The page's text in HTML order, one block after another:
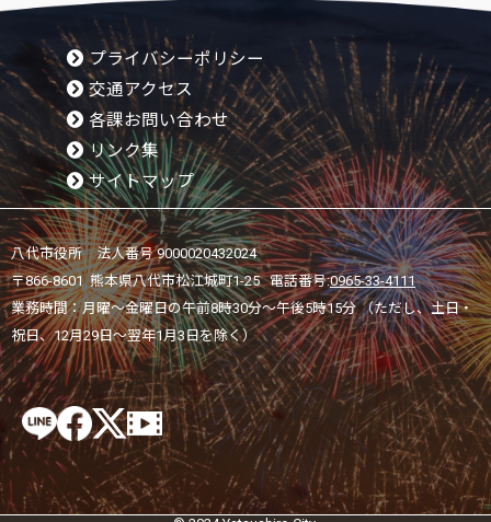
プライバシーポリシー
交通アクセス
各課お問い合わせ
リンク集
サイトマップ
八代市役所 法人番号 9000020432024
〒866-8601 熊本県八代市松江城町1-25 電話番号:0965-33-4111
業務時間：月曜～金曜日の午前8時30分～午後5時15分 （ただし、土日・
祝日、12月29日～翌年1月3日を除く）